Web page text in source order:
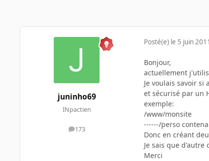
juninho69
INpactien
173
messages
Posté(e) le 5 juin 2011
Bonjour,
actuellement
Je voulais savoir
et sécurisé par un
exemple:
/www/monsite
------/perso
Donc en créant
Je sais que d'autre
Merci